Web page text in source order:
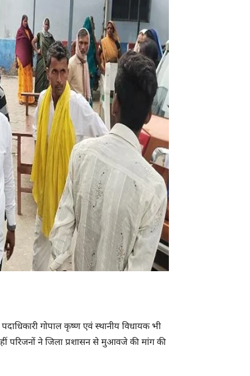
गोपाल कृष्ण एवं स्थानीय विधायक भी
परिजनों ने जिला प्रशासन से मुआवजे की मांग की